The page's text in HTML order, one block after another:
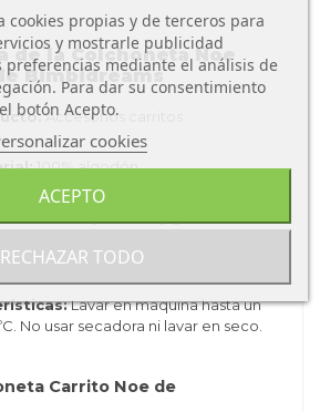
de la Colchoneta Noe
Bimbidreams
Accesorios carritos.
100% algodón.
Lavar en maquina hasta un
No usar secadora ni lavar en seco.
Carrito Noe de
cookies propias y de terceros para
y mostrarle publicidad
preferencias mediante el análisis de
Para dar su consentimiento
botón Acepto.
cookies
RECHAZAR TODO
ACEPTO